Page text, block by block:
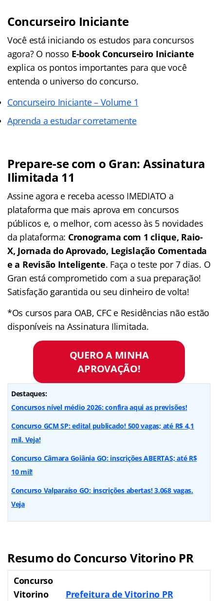
Concurseiro Iniciante
Você está iniciando os estudos para concursos
agora? O nosso E-book Concurseiro Iniciante
explica os pontos importantes para que você
entenda o universo do concurso.
Concurseiro Iniciante – Volume 1
Aprenda a estudar corretamente
Prepare-se com o Gran: Assinatura
Ilimitada 11
Assine agora e receba acesso IMEDIATO a
plataforma que mais aprova em concursos
públicos e, o melhor, com acesso às 5 novidades
da plataforma: Cronograma com 1 clique, Raio-
X, Jornada do Aprovado, Legislação Comentada
e a Revisão Inteligente. Faça o teste por 7 dias. O
Gran está comprometido com a sua preparação!
Satisfação garantida ou seu dinheiro de volta!
*Os cursos para OAB, CFC e Residências não estão
disponíveis na Assinatura Ilimitada.
QUERO A MINHA
APROVAÇÃO!
Destaques:
Concursos nível médio 2026: confira aqui as previsões!
Concurso GCM SP: edital publicado! 500 vagas; até R$ 4,1
mil. Veja!
Concurso Câmara Goiânia GO: inscrições ABERTAS; até R$
10 mil!
Concurso Valparaíso GO: inscrições abertas! 3.068 vagas.
Veja
Resumo do Concurso Vitorino PR
Concurso
Vitorino
Prefeitura de Vitorino PR